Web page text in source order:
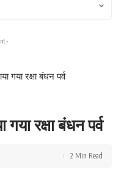
-
गया रक्षा बंधन पर्व
रक्षा बंधन पर्व
2 Min Read